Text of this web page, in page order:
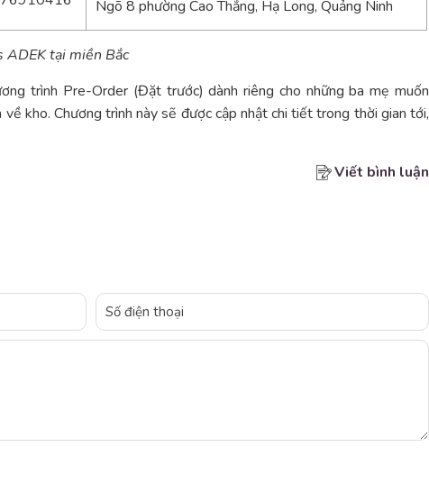
Ngõ 8 phường Cao Thắng, Hạ Long, Quảng Ninh
ADEK tại miền Bắc
trình Pre-Order (Đặt trước) dành riêng cho những ba mẹ muốn
kho. Chương trình này sẽ được cập nhật chi tiết trong thời gian tới,
Viết bình luận